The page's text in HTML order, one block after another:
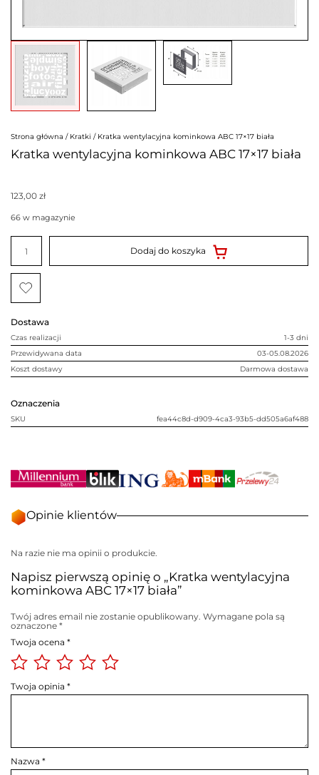
Strona główna / Kratki / Kratka wentylacyjna kominkowa ABC 17×17 biała
Kratka wentylacyjna kominkowa ABC 17×17 biała
Dostawa
Czas realizacji
1-3 dni
Przewidywana data
03-05.08.2026
Koszt dostawy
Darmowa dostawa
Oznaczenia
SKU fea44c8d-d909-4ca3-93b5-dd505a6af488
123,00 zł
66 w magazynie
ilość
Kratka
kominkowa
ABC
17x17
biała
Dodaj do koszyka
Opinie klientów
Na razie nie ma opinii o produkcie.
Napisz pierwszą opinię o „Kratka wentylacyjna
kominkowa ABC 17×17 biała”
Twój adres email nie zostanie opublikowany. Wymagane pola są
oznaczone *
Twoja ocena *
Twoja opinia *
Nazwa *